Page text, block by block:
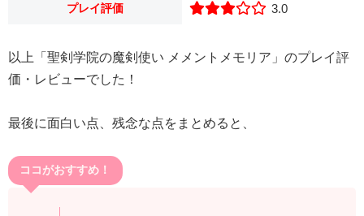
プレイ評価 3.0
以上「聖剣学院の魔剣使い メメントメモリア」のプレイ評
価・レビューでした！
最後に面白い点、残念な点をまとめると、
ココがおすすめ！